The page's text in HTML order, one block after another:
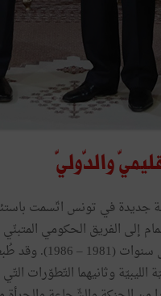
والدّوليّ
جديدة في تونس اتّسمت
إلى الفريق الحكومي
قيادة
وثانيهما التّطوّرات